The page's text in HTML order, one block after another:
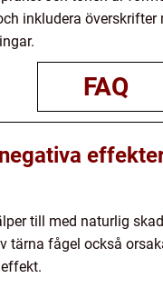
inkludera
FAQ
till med naturlig
tärna fågel också